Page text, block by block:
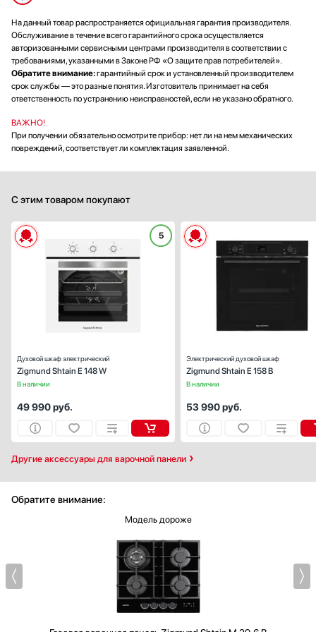
На данный товар распространяется официальная гарантия производителя.
Обслуживание в течение всего гарантийного срока осуществляется
авторизованными сервисными центрами производителя в соответствии с
требованиями, указанными в Законе РФ «О защите прав потребителей».
Обратите внимание:гарантийный срок и установленный производителем
срок службы — это разные понятия. Изготовитель принимает на себя
ответственность по устранению неисправностей, если не указано обратного.
ВАЖНО!
При получении обязательно осмотрите прибор: нет ли на нем механических
повреждений, соответствует ли комплектация заявленной.
С этим товаром покупают
Другие аксессуары для варочной панели
5
В наличии
Духовой шкаф электрический
Zigmund Shtain E 148 W
Способ подключения:
49 990руб.
В наличии
Электрический духовой шкаф
Zigmund Shtain E 158 B
53 990руб.
Обратите внимание:
Модель дороже